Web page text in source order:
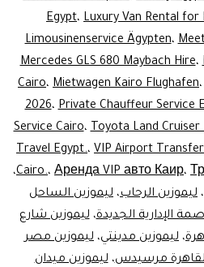
Egypt، Luxury Van Rental for
Limousinenservice Ägypten،
Mercedes GLS 680 Maybach Hire،
Cairo، Mietwagen Kairo Flughafen،
2026،Private Chauffeur Service
Service Cairo،Toyota Land Cruiser
Travel Egypt.، VIP Airport
Cairo.، Аренда VIP авто Каир،
،
، ليموزين الرحاب، ليموزين الساحل
الإدارية الجديدة،ليموزين شارع
، ليموزين مدينتي، ليموزين مصر
مرسيدس،ليموزين ميدان